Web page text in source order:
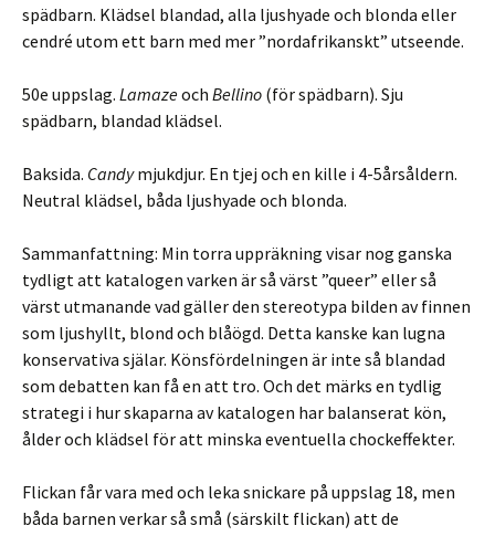
spädbarn. Klädsel blandad, alla ljushyade och blonda eller
cendré utom ett barn med mer ”nordafrikanskt” utseende.
50e uppslag. Lamazeoch Bellino (för spädbarn). Sju
spädbarn, blandad klädsel.
Baksida. Candymjukdjur. En tjej och en kille i 4-5årsåldern.
Neutral klädsel, båda ljushyade och blonda.
Sammanfattning: Min torra uppräkning visar nog ganska
tydligt att katalogen varken är så värst ”queer” eller så
värst utmanande vad gäller den stereotypa bilden av finnen
som ljushyllt, blond och blåögd. Detta kanske kan lugna
konservativa själar. Könsfördelningen är inte så blandad
som debatten kan få en att tro. Och det märks en tydlig
strategi i hur skaparna av katalogen har balanserat kön,
ålder och klädsel för att minska eventuella chockeffekter.
Flickan får vara med och leka snickare på uppslag 18, men
båda barnen verkar så små (särskilt flickan) att de